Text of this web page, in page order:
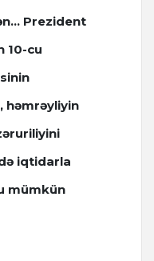
Prezident
10-cu
həmrəyliyin
iqtidarla
mümkün